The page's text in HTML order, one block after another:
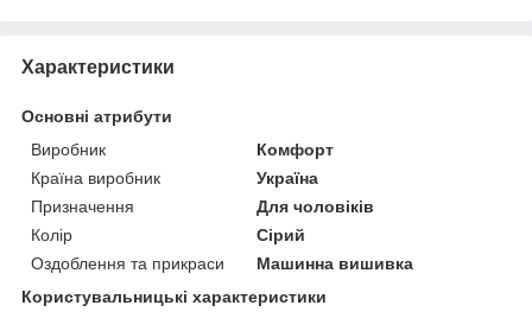
Характеристики
Основні атрибути
Виробник
Комфорт
Країна виробник
Україна
Призначення
Для чоловіків
Колір
Сірий
Оздоблення та прикраси
Машинна вишивка
Користувальницькі характеристики